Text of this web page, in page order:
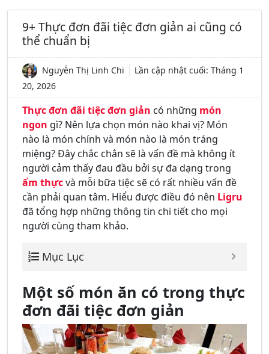
9+ Thực đơn đãi tiệc đơn giản ai cũng có
thể chuẩn bị
Nguyễn Thị Linh Chi Lần cập nhật cuối: Tháng 1
20, 2026
Thực đơn đãi tiệc đơn giản có những món
ngon gì? Nên lựa chọn món nào khai vị? Món
nào là món chính và món nào là món tráng
miệng? Đây chắc chắn sẽ là vấn đề mà không ít
người cảm thấy đau đầu bởi sự đa dạng trong
ẩm thựcvà mỗi bữa tiệc sẽ có rất nhiều vấn đề
cần phải quan tâm. Hiểu được điều đó nên Ligru
đã tổng hợp những thông tin chi tiết cho mọi
người cùng tham khảo.
Mục Lục
Một số món ăn có trong thực
đơn đãi tiệc đơn giản